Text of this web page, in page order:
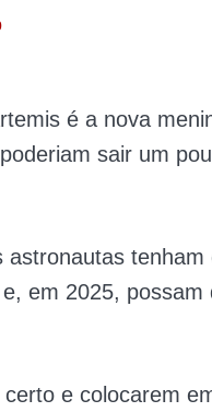
é a nova
sair um
tenham
em 2025, possam
e colocarem